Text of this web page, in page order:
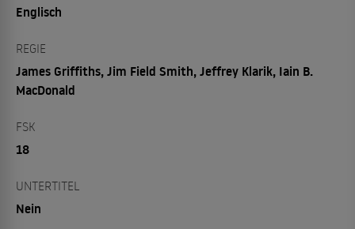
Englisch
REGIE
James Griffiths, Jim Field Smith, Jeffrey Klarik, Iain B.
MacDonald
FSK
18
UNTERTITEL
Nein